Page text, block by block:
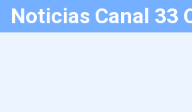
Noticias Canal 33